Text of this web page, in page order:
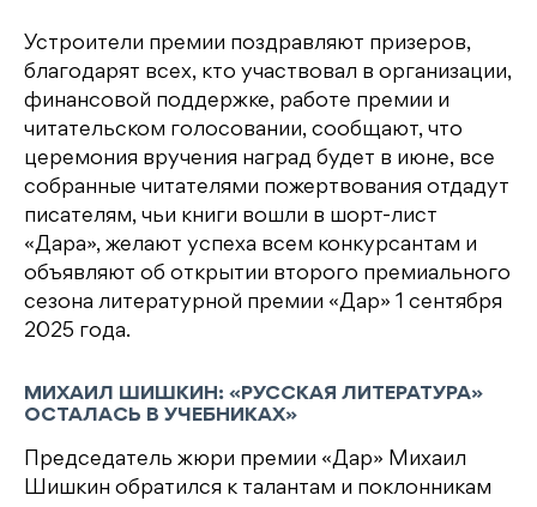
Устроители премии поздравляют призеров,
благодарят всех, кто участвовал в организации,
финансовой поддержке, работе премии и
читательском голосовании, сообщают, что
церемония вручения наград будет в июне, все
собранные читателями пожертвования отдадут
писателям, чьи книги вошли в шорт-лист
«Дара», желают успеха всем конкурсантам и
объявляют об открытии второго премиального
сезона литературной премии «Дар» 1 сентября
2025 года.
МИХАИЛ ШИШКИН: «РУССКАЯ ЛИТЕРАТУРА»
ОСТАЛАСЬ В УЧЕБНИКАХ»
Председатель жюри премии «Дар» Михаил
Шишкин обратился к талантам и поклонникам